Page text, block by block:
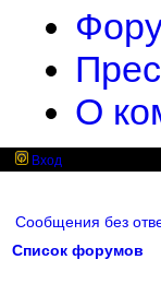
О
Вход
Сообщения без
Список форумов